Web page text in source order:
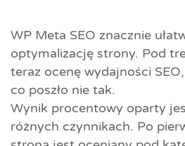
WP Meta SEO znacznie
optymalizację strony. Pod
teraz ocenę wydajności
co poszło nie tak.
Wynik procentowy oparty
różnych czynnikach. Po